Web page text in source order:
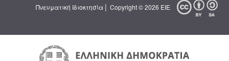
Πνευματική Ιδιοκτησία | Copyright © 2026 ΕΙΕ